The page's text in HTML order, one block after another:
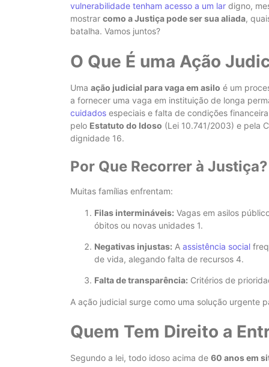
vulnerabilidade tenham acesso a um lar digno,
mostrar como a Justiça pode ser sua aliada,
batalha. Vamos juntos?
O Que É uma Ação
Uma ação judicial para vaga em asilo é um
a fornecer uma vaga em instituição de longa
cuidados especiais e falta de condições
pelo Estatuto do Idoso (Lei 10.741/2003) e pela
dignidade 16.
Por Que Recorrer à Justiça?
Muitas famílias enfrentam:
Filas intermináveis: Vagas em asilos
óbitos ou novas unidades 1.
Negativas injustas: A assistência social
de vida, alegando falta de recursos 4.
Falta de transparência: Critérios de
A ação judicial surge como uma solução urgente
Quem Tem Direito a
Segundo a lei, todo idoso acima de 60 anos em